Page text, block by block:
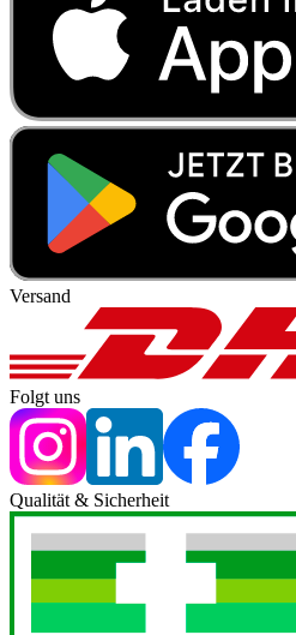
Versand
Folgt uns
Qualität & Sicherheit